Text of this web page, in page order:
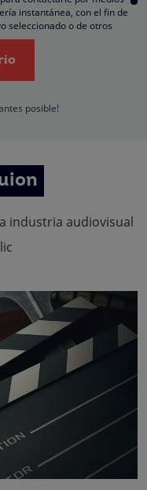
instantánea, con el fin de
seleccionado o de otros
y, en su caso, para
su solicitud con las
con el objeto de que estas
de acuerdo a su
laPolítica de Privacidad
posible!
industria audiovisual